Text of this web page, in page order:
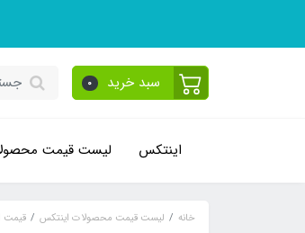
سبد خرید 0
اینتکس لیست قیمت
خانه لیست قیمت محصولات اینتکس قیمت